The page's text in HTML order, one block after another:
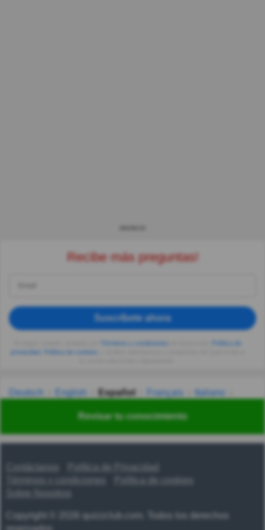
Revisar tu conocimiento
Recibe más preguntas!
Suscríbete ahora
Deutsch English Español Français
Italiano
Українська हिन्दी 한국어 汉语
Contáctanos
Política de Privacidad
Términos y condiciones
Copyright © 2026 quizzclub.com. Todos los derechos